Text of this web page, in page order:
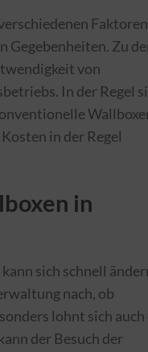
Faktoren
Gegebenheiten. Zu
von
In der Regel
in der Regel
in
sich schnell
nach, ob
lohnt sich auch
der Besuch der